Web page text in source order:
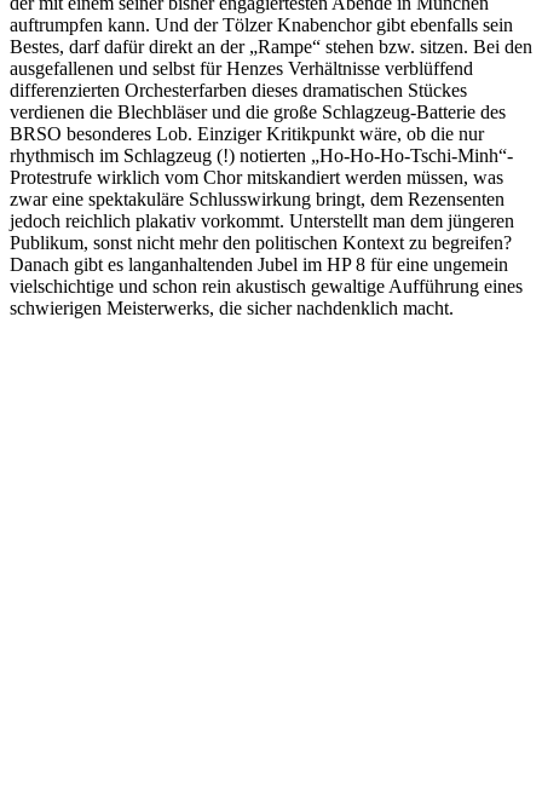
auftrumpfen kann. Und der Tölzer Knabenchor gibt ebenfalls sein
Bestes, darf dafür direkt an der „Rampe“ stehen bzw. sitzen. Bei den
ausgefallenen und selbst für Henzes Verhältnisse verblüffend
differenzierten Orchesterfarben dieses dramatischen Stückes
verdienen die Blechbläser und die große Schlagzeug-Batterie des
BRSO besonderes Lob. Einziger Kritikpunkt wäre, ob die nur
rhythmisch im Schlagzeug (!) notierten „Ho-Ho-Ho-Tschi-Minh“-
Protestrufe wirklich vom Chor mitskandiert werden müssen, was
zwar eine spektakuläre Schlusswirkung bringt, dem Rezensenten
jedoch reichlich plakativ vorkommt. Unterstellt man dem jüngeren
Publikum, sonst nicht mehr den politischen Kontext zu begreifen?
Danach gibt es langanhaltenden Jubel im HP 8 für eine ungemein
vielschichtige und schon rein akustisch gewaltige Aufführung eines
schwierigen Meisterwerks, die sicher nachdenklich macht.